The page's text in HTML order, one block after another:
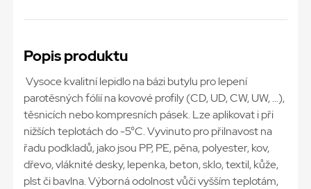
Popis produktu
Vysoce kvalitní lepidlo na bázi butylu pro lepení
parotěsných fólií na kovové profily (CD, UD, CW, UW, ...),
těsnicích nebo kompresních pásek. Lze aplikovat i při
nižších teplotách do -5°C. Vyvinuto pro přilnavost na
řadu podkladů, jako jsou PP, PE, pěna, polyester, kov,
dřevo, vláknité desky, lepenka, beton, sklo, textil, kůže,
plst či bavlna. Výborná odolnost vůči vyšším teplotám,